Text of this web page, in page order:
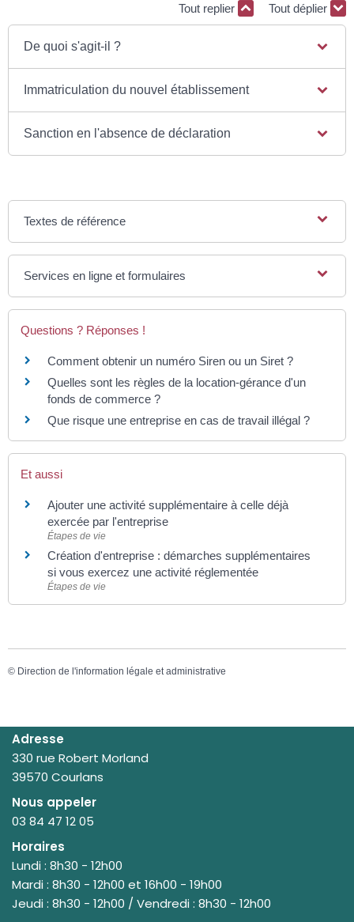
Tout replier Tout déplier
De quoi s'agit-il ?
Immatriculation du nouvel établissement
Sanction en l'absence de déclaration
Textes de référence
Services en ligne et formulaires
Questions ? Réponses !
Comment obtenir un numéro Siren ou un Siret ?
Quelles sont les règles de la location-gérance d'un
fonds de commerce ?
Que risque une entreprise en cas de travail illégal ?
Et aussi
Ajouter une activité supplémentaire à celle déjà
exercée par l'entreprise
Étapes de vie
Création d'entreprise : démarches supplémentaires
si vous exercez une activité réglementée
Étapes de vie
© Direction de l'information légale et administrative
Adresse
330 rue Robert Morland
39570 Courlans
Nous appeler
03 84 47 12 05
Horaires
Lundi : 8h30 - 12h00
Mardi : 8h30 - 12h00 et 16h00 - 19h00
Jeudi : 8h30 - 12h00 / Vendredi : 8h30 - 12h00